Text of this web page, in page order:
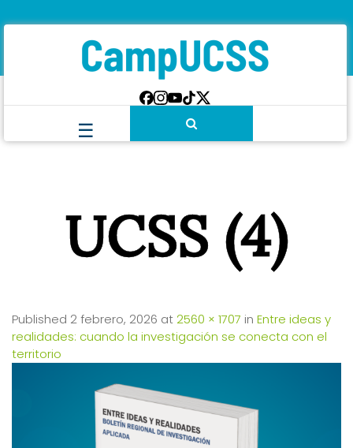
UCSS (4)
Published 2 febrero, 2026 at2560 × 1707 in Entre ideas y
realidades: cuando la investigación se conecta con el
territorio